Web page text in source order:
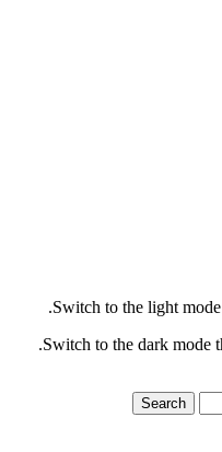
Switch to the light
Switch to the dark mode
Search